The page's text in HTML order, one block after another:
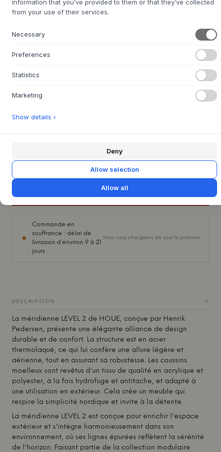
COULEUR: LEAF/MUTED WHITE
Leaf/Dark
Grey
Grey
L139 X W81 X H68,5 X SH38 CM
Commande en
souffrance : délai de
livraison d'environ 9 à 21
jours
Nous nous chargeons de vous le procurer
DESCRIPTION +
La méridienne LEVEL 2 de HOUE, conçue par Henrik
Pedersen, présente une élégante alliance de design
durable et de confort. La structure est en acier
thermolaqué, ce qui lui confère une allure légère et
aérienne, tout en assurant sa robustesse. Les coussins
moelleux sont revêtus d'un tissu de qualité en acrylique et
polyester, à la fois hydrofuge et antitache, et adapté à
une utilisation en extérieur. Cela crée un meuble qui
respire la simplicité nordique et invite à la détente.
La méridienne LEVEL 2 est conçue pour enrichir l'espace
extérieur et s'intègre harmonieusement dans son
environnement, où ses lignes épurées reflètent la sérénité
de l'horizon. Faisant partie de la collection modulaire
information that you’ve provided to them or that they’ve collected
from your use of their services.
Necessary
Preferences
Statistics
Marketing
Show details ›
Deny
Allow selection
Allow all